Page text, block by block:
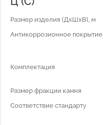
Размер изделия (ДхШхВ), м
Антикоррозионное покрытие
Комплектация
Размер фракции камня
Соответствие стандарту